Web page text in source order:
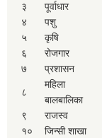
३
पूर्वाधार
४
पशु
५
कृषि
६
रोजगार
७
प्रशासन
८
महिला
बालबालिका
९ राजस्व
१०
जिन्सी शाखा